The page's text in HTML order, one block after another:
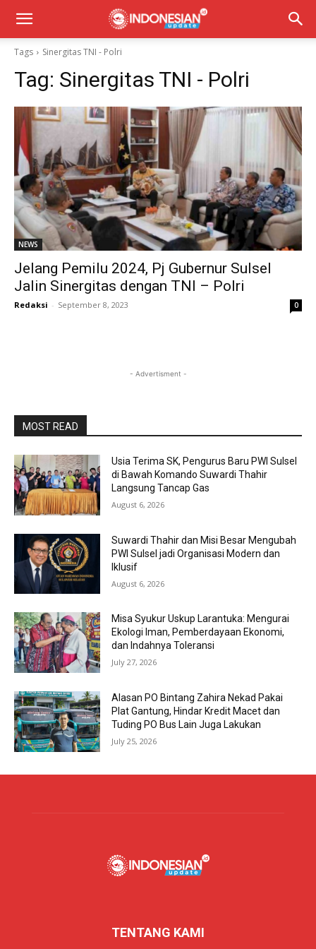
Tags Sinergitas TNI - Polri
Tag: Sinergitas TNI - Polri
NEWS
Jelang Pemilu 2024, Pj Gubernur Sulsel
Jalin Sinergitas dengan TNI – Polri
Redaksi - September 8, 2023 0
- Advertisment -
MOST READ
Usia Terima SK, Pengurus Baru PWI Sulsel
di Bawah Komando Suwardi Thahir
Langsung Tancap Gas
August 6, 2026
Suwardi Thahir dan Misi Besar Mengubah
PWI Sulsel jadi Organisasi Modern dan
Iklusif
August 6, 2026
Misa Syukur Uskup Larantuka: Mengurai
Ekologi Iman, Pemberdayaan Ekonomi,
dan Indahnya Toleransi
July 27, 2026
Alasan PO Bintang Zahira Nekad Pakai
Plat Gantung, Hindar Kredit Macet dan
Tuding PO Bus Lain Juga Lakukan
July 25, 2026
TENTANG KAMI